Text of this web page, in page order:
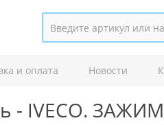
и оплата Новости
- IVECO.